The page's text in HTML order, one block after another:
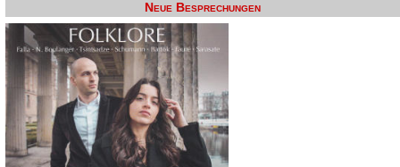
Neue Besprechungen